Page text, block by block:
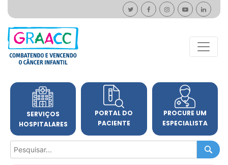
SERVIÇOS
HOSPITALARES
PORTAL DO
PACIENTE
PROCURE UM
ESPECIALISTA